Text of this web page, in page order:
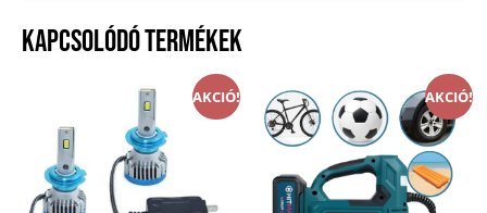
KAPCSOLÓDÓ TERMÉKEK
AKCIÓ! AKCIÓ!